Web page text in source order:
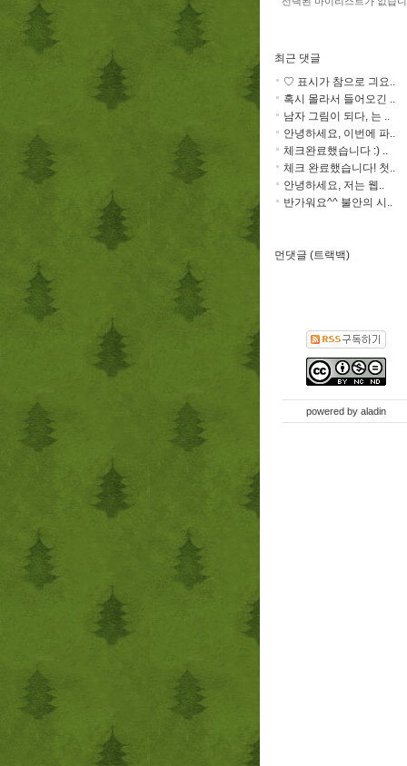
최근 댓글
♡ 표시가 참으로 긔요..
혹시 몰라서 들어오긴 ..
남자 그림이 되다, 는 ..
안녕하세요, 이번에 파..
체크완료했습니다 :) ..
체크 완료했습니다! 첫..
안녕하세요, 저는 웹..
반가워요^^ 불안의 시..
먼댓글 (트랙백)
powered by aladin